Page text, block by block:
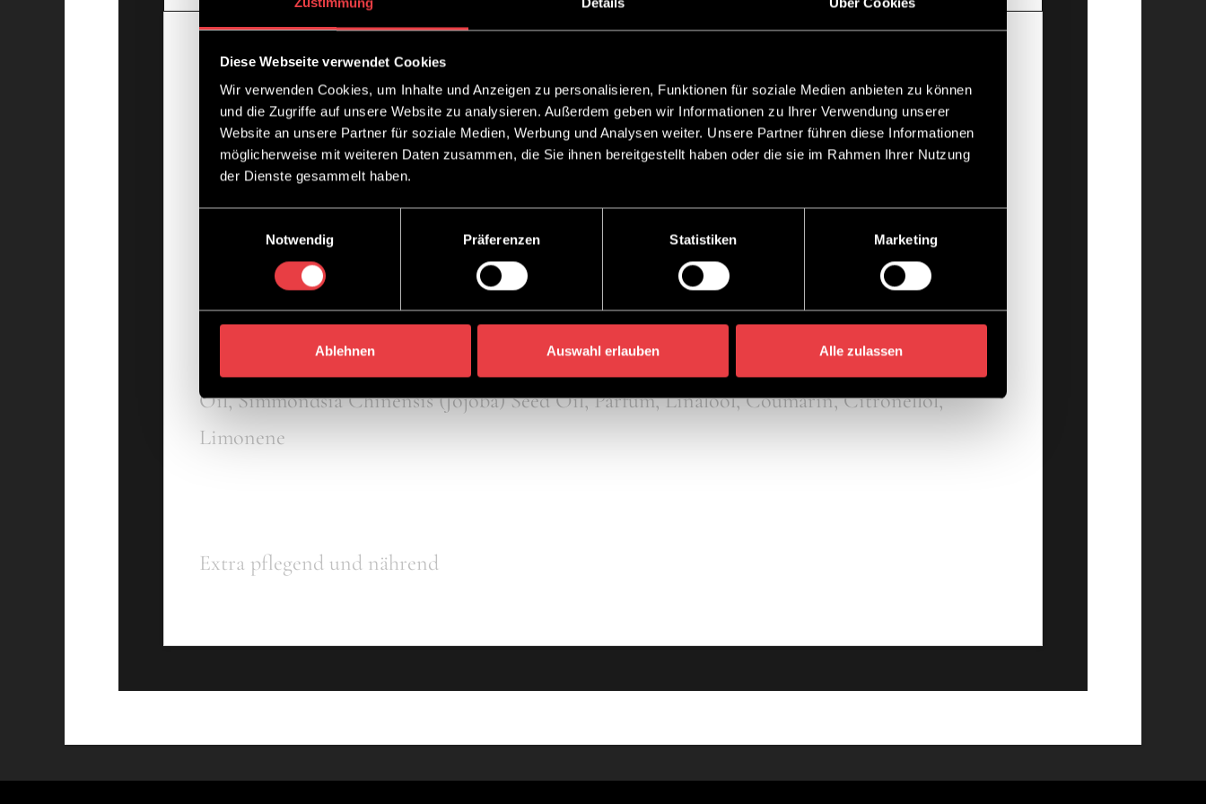
Diese Webseite verwendet Cookies
Wir verwenden Cookies, um Inhalte und Anzeigen zu personalisieren, Funktionen für soziale Medien anbieten zu können
und die Zugriffe auf unsere Website zu analysieren. Außerdem geben wir Informationen zu Ihrer Verwendung unserer
Website an unsere Partner für soziale Medien, Werbung und Analysen weiter. Unsere Partner führen diese Informationen
möglicherweise mit weiteren Daten zusammen, die Sie ihnen bereitgestellt haben oder die sie im Rahmen Ihrer Nutzung
der Dienste gesammelt haben.
Notwendig
Präferenzen Statistiken Marketing
Ablehnen Auswahl erlauben Alle zulassen
Beschreibung
Elixir mit Jojoba- und Macadamia-Öl. Für Tiefenpflege und seidigen Glanz. Vor der
Haarwäsche: ins trockene Haar geben, einwirken lassen, danach shampoonieren. Vor dem
Haar geben.
Inhaltsstoffe
Trisiloxane, C13-15 Alkane, Phenyl Trimethicone, Dimethiconol, Macadamia Integrifolia Seed
Oil, Simmondsia Chinensis (Jojoba) Seed Oil, Parfum, Linalool, Coumarin, Citronellol,
Limonene
Extra pflegend und nährend